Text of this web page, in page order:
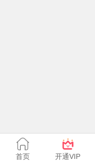
首页 开通VIP